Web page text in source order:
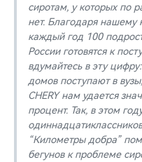
сиротам, у которых по
нет. Благодаря нашему
каждый год 100
России готовятся к
вдумайтесь в эту
домов поступают в
CHERY нам удается
процент. Так, в этом
“Километры добра”
бегунов к проблеме